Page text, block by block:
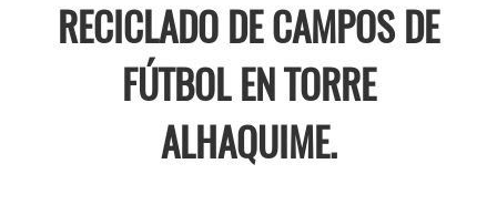
RECICLADO DE CAMPOS DE
FÚTBOL EN TORRE
ALHAQUIME.